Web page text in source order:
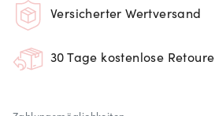
Versicherter Wertversand
30 Tage kostenlose Retoure